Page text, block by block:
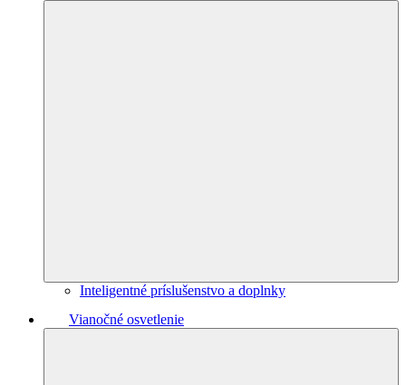
Inteligentné príslušenstvo a doplnky
Vianočné osvetlenie